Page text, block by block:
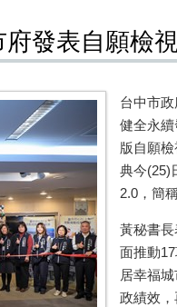
發表自願檢
台中市
健全永
版自願
典今(25)
2.0，簡
黃秘書
面推動
居幸福
政績效